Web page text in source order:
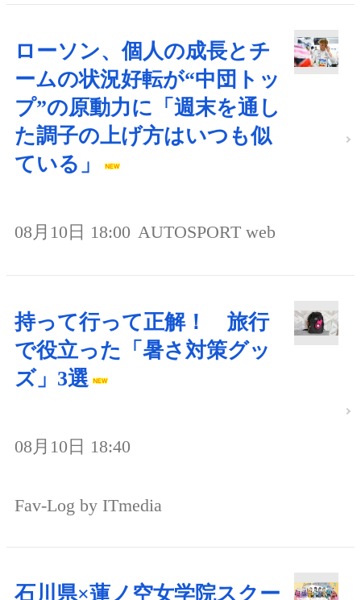
ローソン、個人の成長とチ
ームの状況好転が“中団トッ
プ”の原動力に「週末を通し
た調子の上げ方はいつも似
ている」
08月10日 18:00 AUTOSPORT web
持って行って正解！ 旅行
で役立った「暑さ対策グッ
ズ」3選
08月10日 18:40
Fav-Log by ITmedia
石川県×蓮ノ空女学院スクー